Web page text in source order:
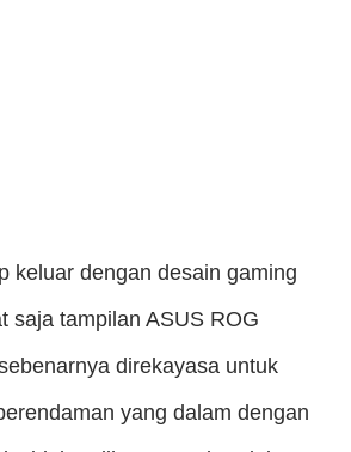
keluar dengan desain gaming
saja tampilan ASUS ROG
direkayasa untuk
yang dalam dengan